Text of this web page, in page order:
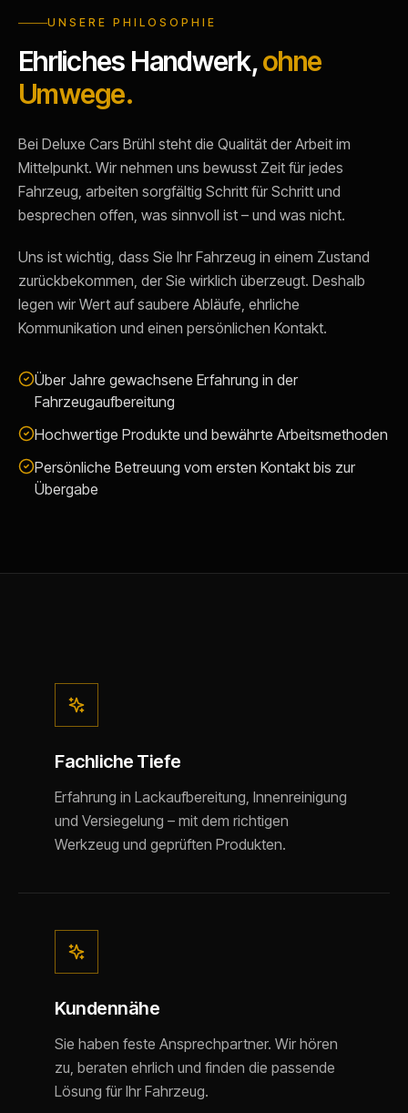
UNSERE PHILOSOPHIE
Ehrliches Handwerk,ohne
Umwege.
Bei Deluxe Cars Brühl steht die Qualität der Arbeit im
Mittelpunkt. Wir nehmen uns bewusst Zeit für jedes
Fahrzeug, arbeiten sorgfältig Schritt für Schritt und
besprechen offen, was sinnvoll ist – und was nicht.
Uns ist wichtig, dass Sie Ihr Fahrzeug in einem Zustand
zurückbekommen, der Sie wirklich überzeugt. Deshalb
legen wir Wert auf saubere Abläufe, ehrliche
Kommunikation und einen persönlichen Kontakt.
Über Jahre gewachsene Erfahrung in der
Fahrzeugaufbereitung
Hochwertige Produkte und bewährte Arbeitsmethoden
Persönliche Betreuung vom ersten Kontakt bis zur
Übergabe
Fachliche Tiefe
Erfahrung in Lackaufbereitung, Innenreinigung
und Versiegelung – mit dem richtigen
Werkzeug und geprüften Produkten.
Kundennähe
Sie haben feste Ansprechpartner. Wir hören
zu, beraten ehrlich und finden die passende
Lösung für Ihr Fahrzeug.